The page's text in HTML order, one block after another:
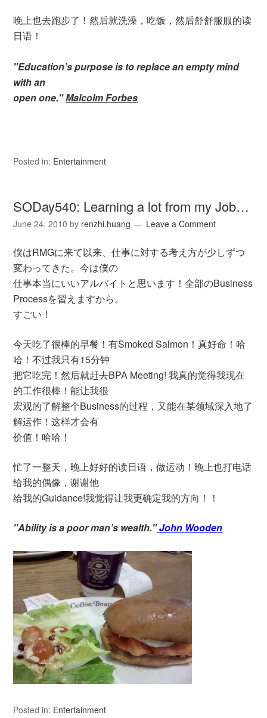
晚上也去跑步了！然后就洗澡，吃饭，然后舒舒服服的读
日语！
"Education’s purpose is to replace an empty mind
with an
open one."Malcolm Forbes
Posted in: Entertainment
SODay540: Learning a lot from my Job…
June 24, 2010 by renzhi.huang Leave a Comment
僕はRMGに来て以来、仕事に対する考え方が少しずつ
変わってきた。今は僕の
仕事本当にいいアルバイトと思います！全部のBusiness
Processを習えますから。
すごい！
今天吃了很棒的早餐！有Smoked Salmon！真好命！哈
哈！不过我只有15分钟
把它吃完！然后就赶去BPA Meeting! 我真的觉得我现在
的工作很棒！能让我很
宏观的了解整个Business的过程，又能在某领域深入地了
解运作！这样才会有
价值！哈哈！
忙了一整天，晚上好好的读日语，做运动！晚上也打电话
给我的偶像，谢谢他
给我的Guidance!我觉得让我更确定我的方向！！
"Ability is a poor man’s wealth."John Wooden
Posted in: Entertainment